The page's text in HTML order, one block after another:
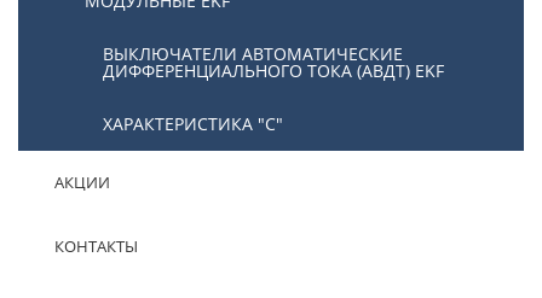
ВЫКЛЮЧАТЕЛИ АВТОМАТИЧЕСКИЕ
ДИФФЕРЕНЦИАЛЬНОГО ТОКА (АВДТ) EKF
ХАРАКТЕРИСТИКА "С"
АКЦИИ
КОНТАКТЫ